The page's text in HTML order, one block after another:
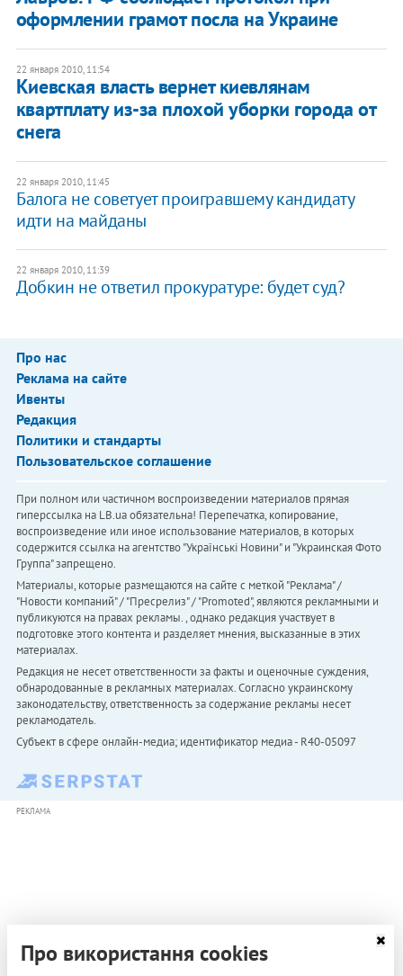
оформлении грамот посла на Украине
22 января 2010, 11:54
Киевская власть вернет киевлянам
квартплату из-за плохой уборки города от
снега
22 января 2010, 11:45
Балога не советует проигравшему кандидату
идти на майданы
22 января 2010, 11:39
Добкин не ответил прокуратуре: будет суд?
Про нас
Реклама на сайте
Ивенты
Редакция
Политики и стандарты
Пользовательское соглашение
При полном или частичном воспроизведении материалов прямая
гиперссылка на LB.ua обязательна! Перепечатка, копирование,
воспроизведение или иное использование материалов, в которых
содержится ссылка на агентство "Українськi Новини" и "Украинская Фото
Группа" запрещено.
Материалы, которые размещаются на сайте с меткой "Реклама" /
"Новости компаний" / "Пресрелиз" / "Promoted", являются рекламными и
публикуются на правах рекламы. , однако редакция участвует в
подготовке этого контента и разделяет мнения, высказанные в этих
материалах.
Редакция не несет ответственности за факты и оценочные суждения,
обнародованные в рекламных материалах. Согласно украинскому
законодательству, ответственность за содержание рекламы несет
рекламодатель.
Субъект в сфере онлайн-медиа; идентификатор медиа - R40-05097
РЕКЛАМА
Про використання cookies